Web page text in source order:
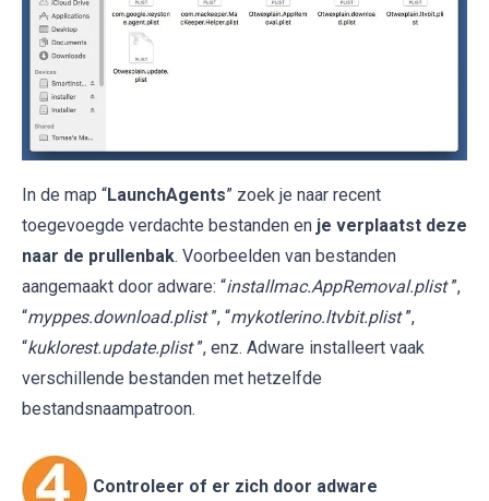
In de map “LaunchAgents” zoek je naar recent
toegevoegde verdachte bestanden en je verplaatst deze
naar de prullenbak. Voorbeelden van bestanden
aangemaakt door adware: “installmac.AppRemoval.plist ”,
“myppes.download.plist ”, “mykotlerino.ltvbit.plist ”,
“kuklorest.update.plist ”, enz. Adware installeert vaak
verschillende bestanden met hetzelfde
bestandsnaampatroon.
Controleer of er zich door adware